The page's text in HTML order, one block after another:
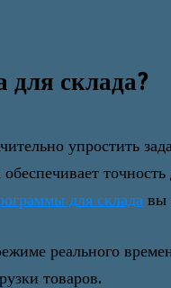
для склада?
упростить
для склада вы
реального
товаров.